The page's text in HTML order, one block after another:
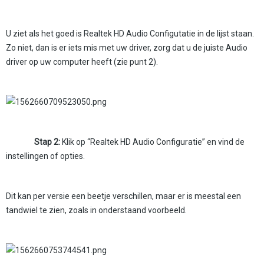
U ziet als het goed is Realtek HD Audio Configutatie in de lijst staan.
Zo niet, dan is er iets mis met uw driver, zorg dat u de juiste Audio
driver op uw computer heeft (zie punt 2).
Stap 2: Klik op “Realtek HD Audio Configuratie” en vind de
instellingen of opties.
Dit kan per versie een beetje verschillen, maar er is meestal een
tandwiel te zien, zoals in onderstaand voorbeeld.